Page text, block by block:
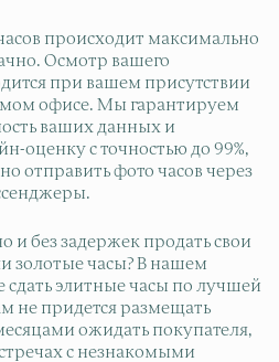
происходит максимально
Осмотр вашего
при вашем присутствии
офисе. Мы гарантируем
ваших данных и
оценку с точностью до 99%,
отправить фото часов через
и без задержек продать свои
золотые часы? В нашем
сдать элитные часы по лучшей
не придется размещать
ожидать покупателя,
с незнакомыми